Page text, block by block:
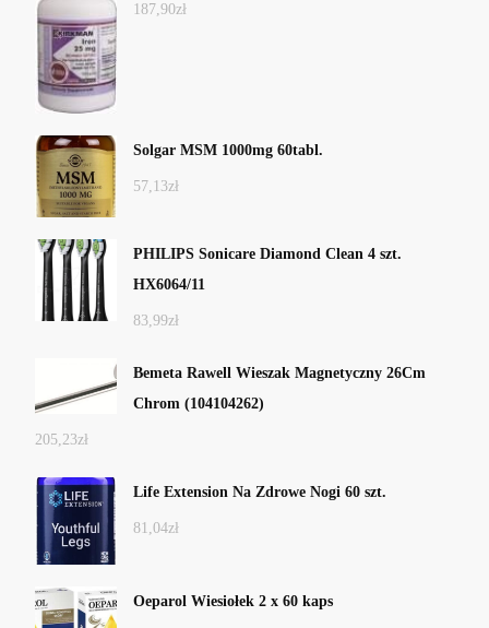
187,90zł
Solgar MSM 1000mg 60tabl.
57,13zł
PHILIPS Sonicare Diamond Clean 4 szt.
HX6064/11
83,99zł
Bemeta Rawell Wieszak Magnetyczny 26Cm
Chrom (104104262)
205,23zł
Life Extension Na Zdrowe Nogi 60 szt.
81,04zł
Oeparol Wiesiołek 2 x 60 kaps